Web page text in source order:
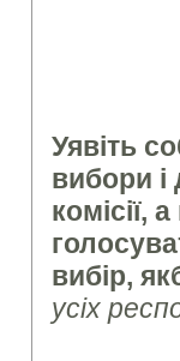
Уявіть
вибори
комісії,
вибір,
усіх